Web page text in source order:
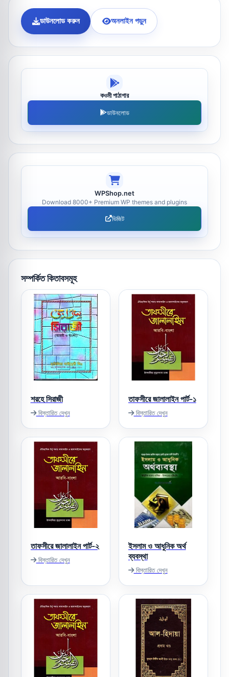
ডাউনলোড করুন অনলাইন পড়ুন
কওমী পাঠাগার
ডাউনলোড
WPShop.net
Download 8000+ Premium WP themes and plugins
ভিজিট
সম্পর্কিত কিতাবসমূহ
শরহে সিরাজী
বিস্তারিত দেখুন
তাফসীরে জালালাইন পার্ট-১
বিস্তারিত দেখুন
তাফসীরে জালালাইন পার্ট-২
বিস্তারিত দেখুন
ইসলাম ও আধুনিক অর্থ
ব্যবস্থা
বিস্তারিত দেখুন